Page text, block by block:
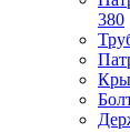
380